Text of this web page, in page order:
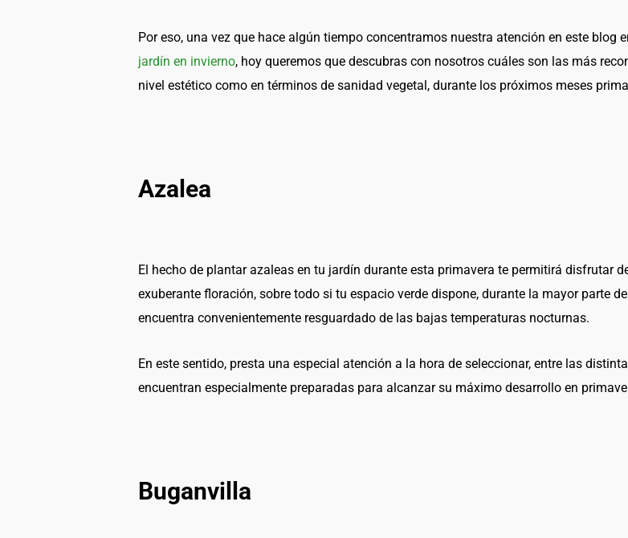
Por eso, una vez que hace algún tiempo concentramos nuestra atención en este blog
jardín en invierno, hoy queremos que descubras con nosotros cuáles son las más
nivel estético como en términos de sanidad vegetal, durante los próximos meses
Azalea
El hecho de plantar azaleas en tu jardín durante esta primavera te permitirá disfrutar
exuberante floración, sobre todo si tu espacio verde dispone, durante la mayor parte
encuentra convenientemente resguardado de las bajas temperaturas nocturnas.
En este sentido, presta una especial atención a la hora de seleccionar, entre las
encuentran especialmente preparadas para alcanzar su máximo desarrollo en
Buganvilla